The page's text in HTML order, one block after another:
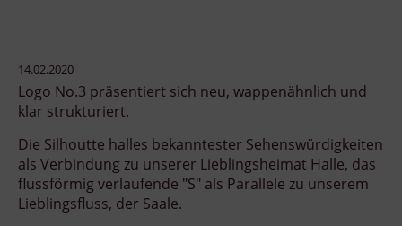
14.02.2020
Logo No.3 präsentiert sich neu, wappenähnlich und
klar strukturiert.
Die Silhoutte halles bekanntester Sehenswürdigkeiten
als Verbindung zu unserer Lieblingsheimat Halle, das
flussförmig verlaufende "S" als Parallele zu unserem
Lieblingsfluss, der Saale.